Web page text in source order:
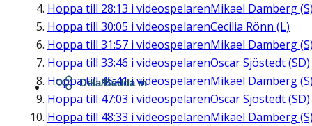
Hoppa till 28:13 i videospelarenMikael Damberg
Hoppa till 30:05 i videospelarenCecilia Rönn (L)
Hoppa till 31:57 i videospelarenMikael Damberg
Hoppa till 33:46 i videospelarenOscar Sjöstedt (SD)
Hoppa till45:41i videospelarenMikael Damberg
Hoppa till 47:03 i videospelarenOscar Sjöstedt (SD)
Hoppa till 48:33 i videospelarenMikael Damberg
Dela/Bädda in